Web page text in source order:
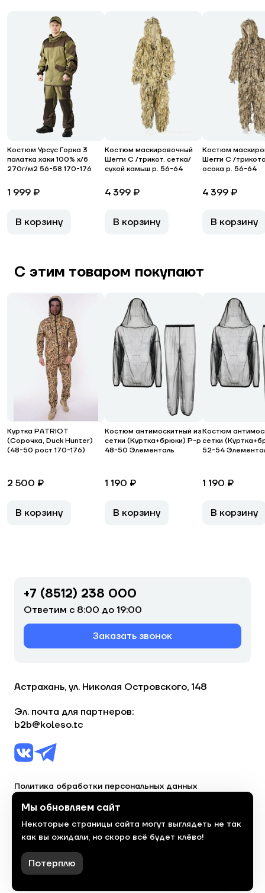
Костюм Урсус Горка 3
палатка хаки 100% х/б
270г/м2 56-58 170-176
1 999 ₽
В корзину
Костюм маскировочный
Шегги С /трикот. сетка/
сухой камыш р. 56-64
4 399 ₽
В корзину
Костюм
Шегги С /
осока р. 56-64
4 399 ₽
В корзину
С этим товаром покупают
Куртка PATRIOT
(Сорочка, Duck Hunter)
(48-50 рост 170-176)
2 500 ₽
В корзину
Костюм антимоскитный из
сетки (Куртка+брюки) Р-р
48-50 Элементаль
1 190 ₽
В корзину
Костюм
сетки
52-54
1 190 ₽
В корзину
+7 (8512) 238 000
Ответим с 8:00 до 19:00
Заказать звонок
Астрахань, ул. Николая Островского, 148
Эл. почта для партнеров:
b2b@koleso.tc
Политика обработки персональных данных
© 2023, торгово-сервисная сеть «Колесо»
Политика конфиденциальности
Сделано
красиво
Мы обновляем сайт
Некоторые страницы сайта могут выглядеть не так
как вы ожидали, но скоро всё будет клёво!
Потерплю